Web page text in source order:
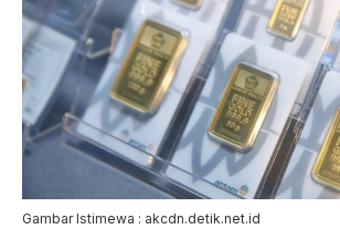
Gambar Istimewa : akcdn.detik.net.id